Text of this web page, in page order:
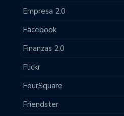
Empresa 2.0
Facebook
Finanzas 2.0
Flickr
FourSquare
Friendster